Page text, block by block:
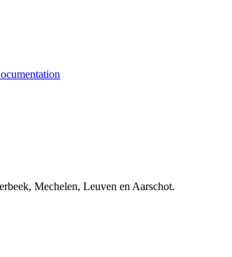
Mechelen, Leuven en Aarschot.